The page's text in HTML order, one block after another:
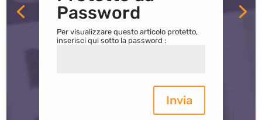
Password
Per visualizzare questo articolo protetto,
inserisci qui sotto la password :
Invia